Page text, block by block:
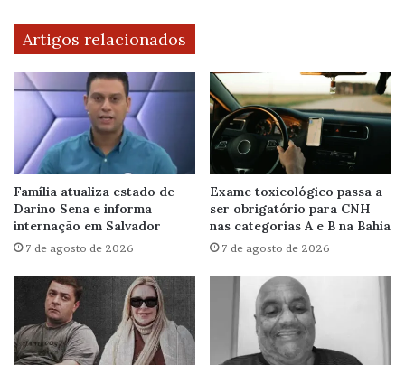
Artigos relacionados
Família atualiza estado de
Darino Sena e informa
internação em Salvador
7 de agosto de 2026
Exame toxicológico passa a
ser obrigatório para CNH
nas categorias A e B na Bahia
7 de agosto de 2026